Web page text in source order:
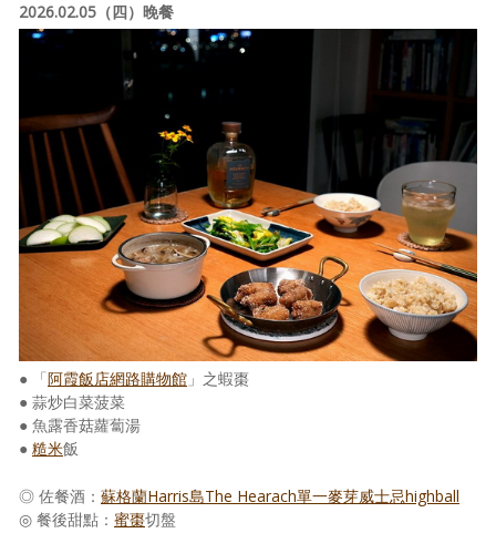
2026.02.05（四）晚餐
● 「阿霞飯店網路購物館 」之蝦棗
● 蒜炒白菜菠菜
● 魚露香菇蘿蔔湯
● 糙米飯
◎ 佐餐酒： 蘇格蘭Harris島The Hearach單一麥芽威士忌highball
◎ 餐後甜點： 蜜棗切盤